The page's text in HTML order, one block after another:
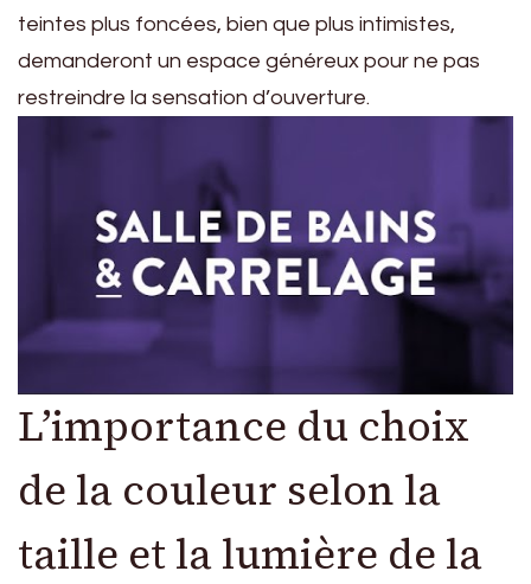
teintes plus foncées, bien que plus intimistes,
demanderont un espace généreux pour ne pas
restreindre la sensation d’ouverture.
L’importance du choix
de la couleur selon la
taille et la lumière de la